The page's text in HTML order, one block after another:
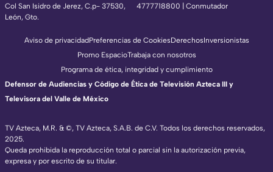
Col San Isidro de Jerez, C.p- 37530,
León, Gto.
4777718800 | Conmutador
TV Azteca, M.R. & ©, TV Azteca, S.A.B. de C.V. Todos los derechos reservados,
2025.
Queda prohibida la reproducción total o parcial sin la autorización previa,
expresa y por escrito de su titular.
Aviso de privacidadPreferencias de CookiesDerechosInversionistas
Promo EspacioTrabaja con nosotros
Programa de ética, integridad y cumplimiento
Defensor de Audiencias y Código de Ética de Televisión Azteca III y
Televisora del Valle de México